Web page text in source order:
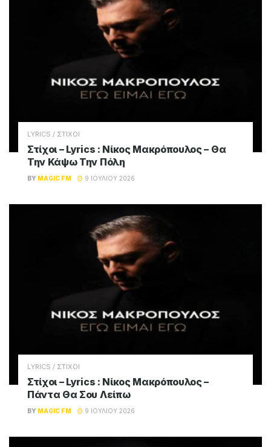
LYRICS / ΣΤΙΧΟΙ
Στίχοι – Lyrics : Νίκος Μακρόπουλος – Θα
Την Κάψω Την Πόλη
BY MAGIC FM 9 ΙΟΥΛΊΟΥ 2026
LYRICS / ΣΤΙΧΟΙ
Στίχοι – Lyrics : Νίκος Μακρόπουλος –
Πάντα Θα Σου Λείπω
BY MAGIC FM 9 ΙΟΥΛΊΟΥ 2026